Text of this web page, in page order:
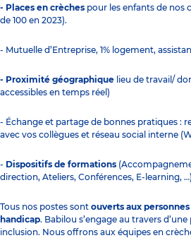
- Places en crèches pour les enfants de nos
de 100 en 2023).
- Mutuelle d’Entreprise, 1% logement,
- Proximité géographique lieu de travail/
accessibles en temps réel)
- Échange et partage de bonnes pratiques :
avec vos collègues et réseau social interne
- Dispositifs de formations
direction, Ateliers, Conférences, E-learning, …)
Tous nos postes sont ouverts aux
handicap. Babilou s’engage au travers
inclusion. Nous offrons aux équipes en